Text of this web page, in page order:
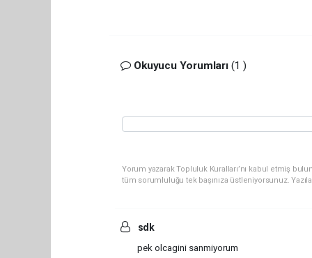
Okuyucu Yorumları (1 )
Yorum yazarak Topluluk Kuralları’nı kabul etmiş
tüm sorumluluğu tek başınıza üstleniyorsunuz.
sdk
pek olcagini sanmiyorum